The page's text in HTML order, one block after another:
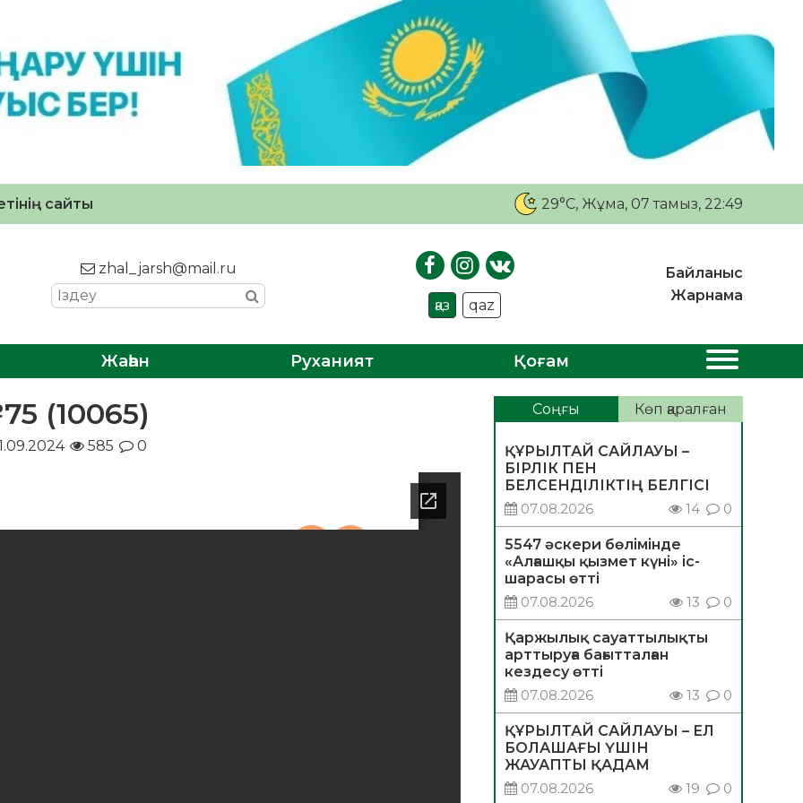
сайты 29°C, Жұма, 07 тамыз, 22:49
zhal_jarsh@mail.ru
қаз qaz
Байланыс
Жарнама
Жаһан Руханият Қоғам
(10065)
585 0
Соңғы Көп қаралған
ҚҰРЫЛТАЙ САЙЛАУЫ –
БІРЛІК ПЕН
БЕЛСЕНДІЛІКТІҢ БЕЛГІСІ
07.08.2026
14 0
5547 әскери бөлімінде
«Алғашқы қызмет күні» іс-
шарасы өтті
07.08.2026
13 0
Қаржылық сауаттылықты
арттыруға бағытталған
кездесу өтті
07.08.2026
13 0
ҚҰРЫЛТАЙ САЙЛАУЫ – ЕЛ
БОЛАШАҒЫ ҮШІН
ЖАУАПТЫ ҚАДАМ
07.08.2026
19 0